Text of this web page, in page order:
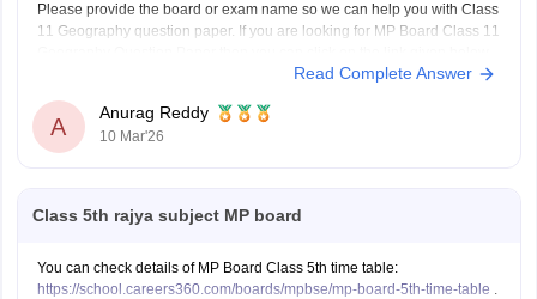
Please provide the board or exam name so we can help you with Class
11 Geography question paper. If you are looking for MP Board Class 11
MP Board Class 11 Question
Read Complete Answer
A
Anurag Reddy
10 Mar'26
Class 5th rajya subject MP board
You can check details of MP Board Class 5th time table:
https://school.careers360.com/boards/mpbse/mp-board-5th-time-table .